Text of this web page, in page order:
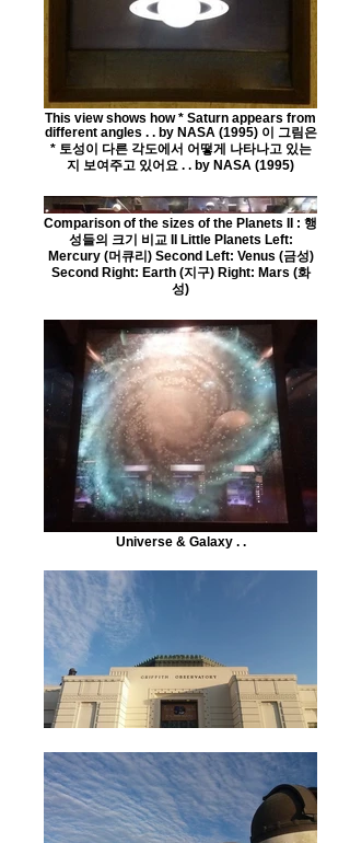
This view shows how * Saturn appears from
different angles . . by NASA (1995) 이 그림은
* 토성이 다른 각도에서 어떻게 나타나고 있는
지 보여주고 있어요 . . by NASA (1995)
Comparison of the sizes of the Planets II : 행
성들의 크기 비교 II Little Planets Left:
Mercury (머큐리) Second Left: Venus (금성)
Second Right: Earth (지구) Right: Mars (화
성)
Universe & Galaxy . .